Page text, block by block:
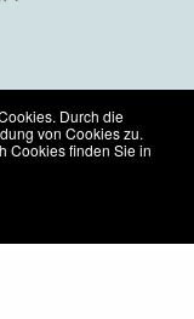
Durch die
von Cookies zu.
Cookies finden Sie in